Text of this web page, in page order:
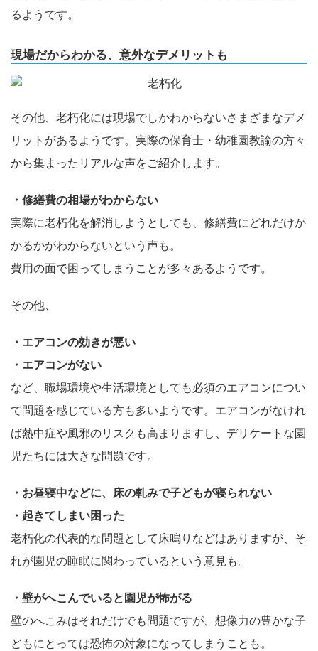
るようです。
現場だからわかる、意外なデメリットも
その他、老朽化には現場でしかわからないさまざまなデメ
リットがあるようです。実際の保育士・幼稚園教諭の方々
から集まったリアルな声をご紹介します。
・修繕費の相場がわからない
実際に老朽化を解消しようとしても、修繕費にどれだけか
かるかがわからないという声も。
費用の面で困ってしまうことが多々あるようです。
その他、
・エアコンの効きが悪い
・エアコンがない
など、職場環境や生活環境としても必須のエアコンについ
て問題を感じている方も多いようです。エアコンがなけれ
ば熱中症や風邪のリスクも高まりますし、デリケートな園
児たちには大きな問題です。
・お昼寝中などに、床の軋みで子どもが寝られない
・起きてしまい困った
老朽化の代表的な問題として床鳴りなどはありますが、そ
れが園児の睡眠に関わっているという意見も。
・壁がへこんでいると園児が怖がる
壁のへこみはそれだけでも問題ですが、想像力の豊かな子
どもにとっては恐怖の対象になってしまうことも。